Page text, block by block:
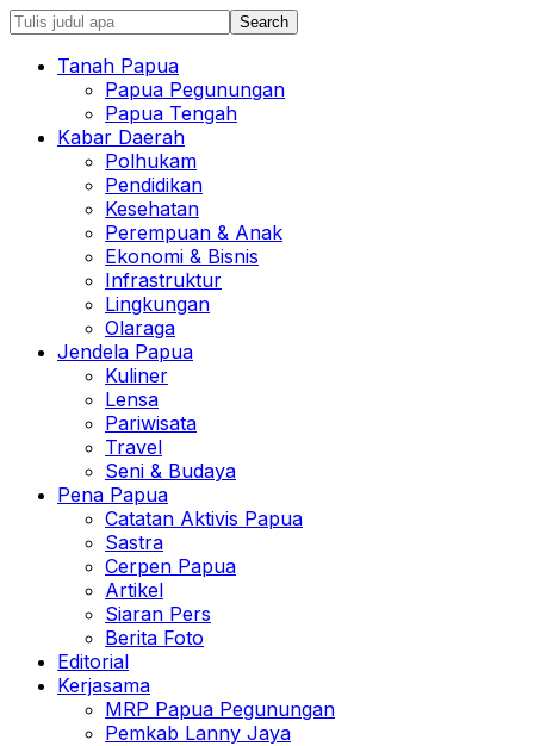
Tanah Papua
Papua Pegunungan
Papua Tengah
Kabar Daerah
Polhukam
Pendidikan
Kesehatan
Perempuan & Anak
Ekonomi & Bisnis
Infrastruktur
Lingkungan
Olaraga
Jendela Papua
Kuliner
Lensa
Pariwisata
Travel
Seni & Budaya
Pena Papua
Catatan Aktivis Papua
Sastra
Cerpen Papua
Artikel
Siaran Pers
Berita Foto
Editorial
Kerjasama
MRP Papua Pegunungan
Pemkab Lanny Jaya